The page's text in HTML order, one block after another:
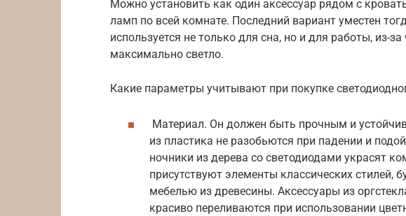
Можно установить как один аксессуар рядом с
ламп по всей комнате. Последний вариант уместен
используется не только для сна, но и для работы, из-
максимально светло.
Какие параметры учитывают при покупке
Материал. Он должен быть прочным и
из пластика не разобьются при падении и
ночники из дерева со светодиодами украсят
присутствуют элементы классических стилей,
мебелью из древесины. Аксессуары из
красиво переливаются при использовании